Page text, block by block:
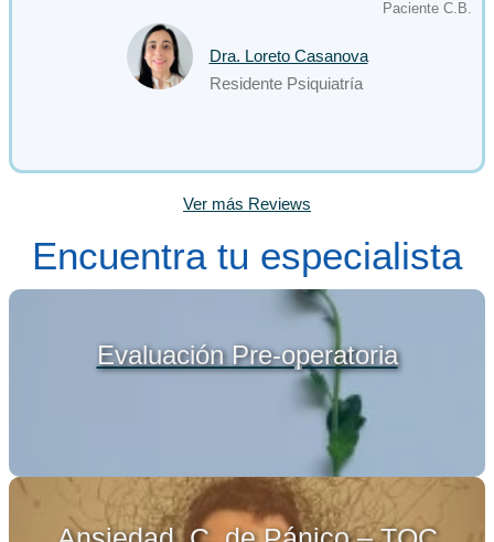
Paciente C.B.
Dra. Loreto Casanova
Residente Psiquiatría
Ver más Reviews
Encuentra tu especialista
Evaluación Pre-operatoria